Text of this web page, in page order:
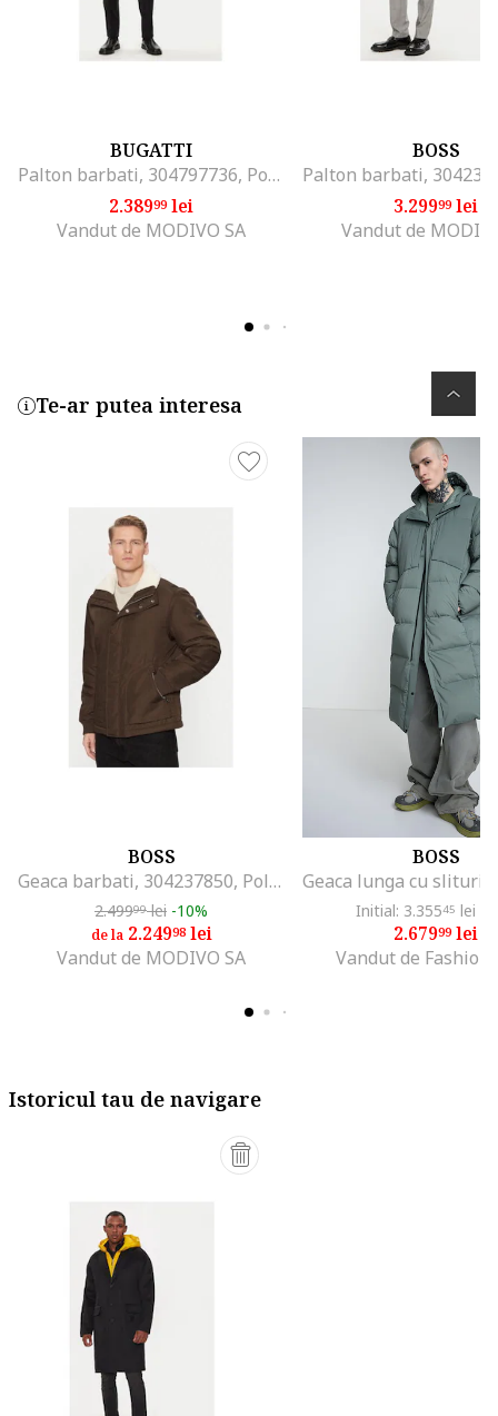
BUGATTI
Palton barbati, 304797736, Poliester/Lana, 50 EU, Albastru
2.38999lei
Vandut de MODIVO SA
BOSS
3.29999lei
Vandut de
Te-ar putea interesa
BOSS
Geaca barbati, 304237850, Poliester reciclat, Verde, Verde
2.49999lei -10%
de la2.24998lei
Vandut de MODIVO SA
BOSS
Initial: 3.35545 lei
2.67999lei
Vandut de Fashion
Istoricul tau de navigare